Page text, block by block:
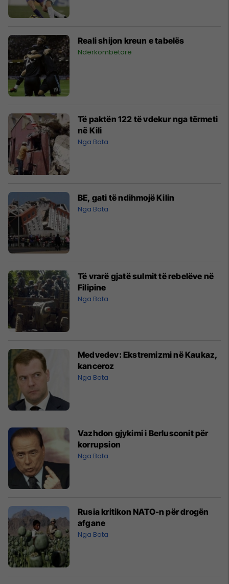
Reali shijon kreun e tabelës
Ndërkombëtare
Të paktën 122 të vdekur nga tërmeti
në Kili
Nga Bota
BE, gati të ndihmojë Kilin
Nga Bota
Të vrarë gjatë sulmit të rebelëve në
Filipine
Nga Bota
Medvedev: Ekstremizmi në Kaukaz,
kanceroz
Nga Bota
Vazhdon gjykimi i Berlusconit për
korrupsion
Nga Bota
Rusia kritikon NATO-n për drogën
afgane
Nga Bota